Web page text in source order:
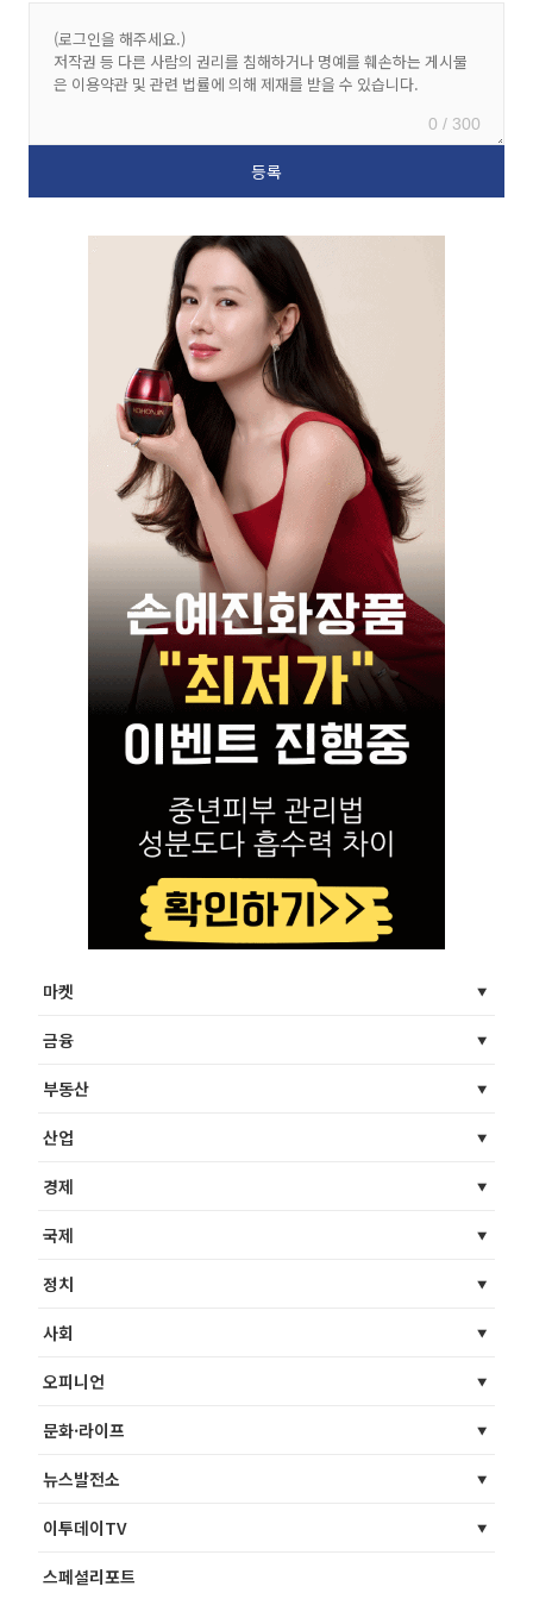
0 / 300
마켓
금융
부동산
산업
경제
국제
정치
사회
오피니언
문화·라이프
뉴스발전소
이투데이TV
스페셜리포트